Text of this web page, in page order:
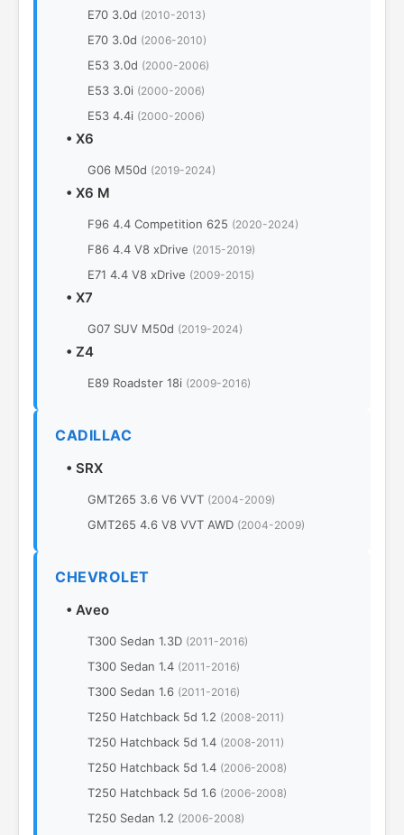
E70 3.0d (2010-2013)
E70 3.0d (2006-2010)
E53 3.0d (2000-2006)
E53 3.0i (2000-2006)
E53 4.4i (2000-2006)
• X6
G06 M50d (2019-2024)
• X6 M
F96 4.4 Competition 625 (2020-2024)
F86 4.4 V8 xDrive (2015-2019)
E71 4.4 V8 xDrive (2009-2015)
• X7
G07 SUV M50d (2019-2024)
• Z4
E89 Roadster 18i (2009-2016)
CADILLAC
• SRX
GMT265 3.6 V6 VVT (2004-2009)
GMT265 4.6 V8 VVT AWD (2004-2009)
CHEVROLET
• Aveo
T300 Sedan 1.3D (2011-2016)
T300 Sedan 1.4 (2011-2016)
T300 Sedan 1.6 (2011-2016)
T250 Hatchback 5d 1.2 (2008-2011)
T250 Hatchback 5d 1.4 (2008-2011)
T250 Hatchback 5d 1.4 (2006-2008)
T250 Hatchback 5d 1.6 (2006-2008)
T250 Sedan 1.2 (2006-2008)